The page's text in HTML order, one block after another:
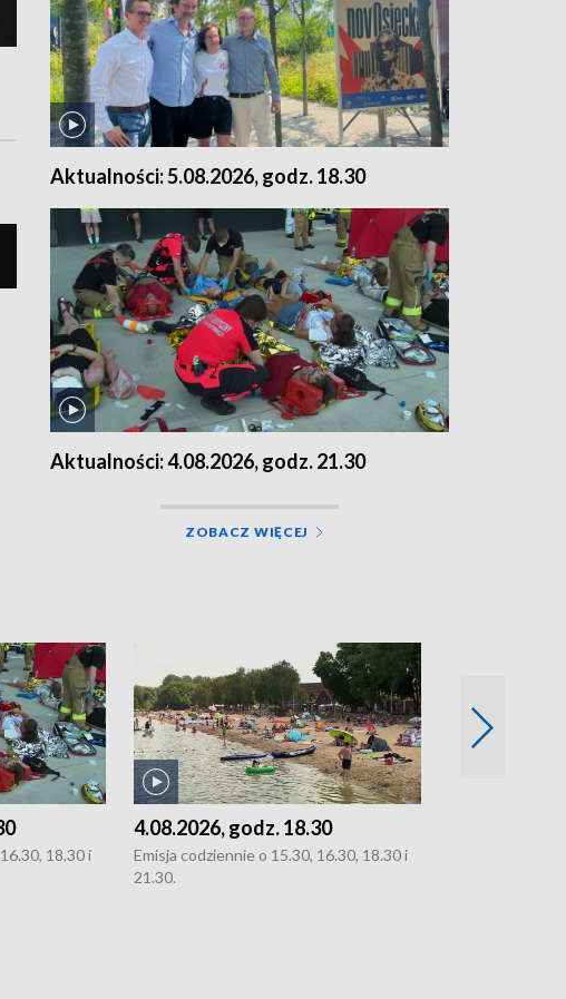
Aktualności: 5.08.2026, godz. 18.30
Aktualności: 4.08.2026, godz. 21.30
ZOBACZ WIĘCEJ
18.30 i
4.08.2026, godz. 18.30
Emisja codziennie o 15.30, 16.30, 18.30 i
21.30.